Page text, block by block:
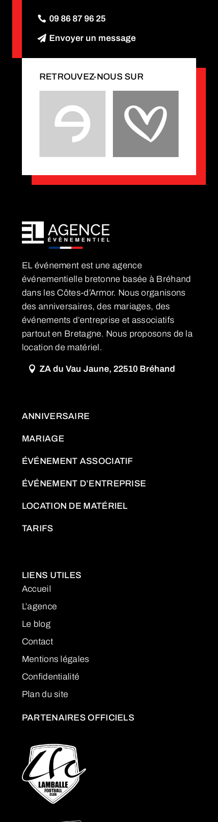
09 86 87 96 25
Envoyer un message
RETROUVEZ-NOUS SUR
EL événement est une agence
événementielle bretonne basée à Bréhand
dans les Côtes-d’Armor. Nous organisons
des anniversaires, des mariages, des
événements d’entreprise et associatifs
partout en Bretagne. Nous proposons de la
location de matériel.
ZA du Vau Jaune, 22510 Bréhand
ANNIVERSAIRE
MARIAGE
ÉVÉNEMENT ASSOCIATIF
ÉVÉNEMENT D’ENTREPRISE
LOCATION DE MATÉRIEL
TARIFS
LIENS UTILES
Accueil
L’agence
Le blog
Contact
Mentions légales
Confidentialité
Plan du site
PARTENAIRES OFFICIELS